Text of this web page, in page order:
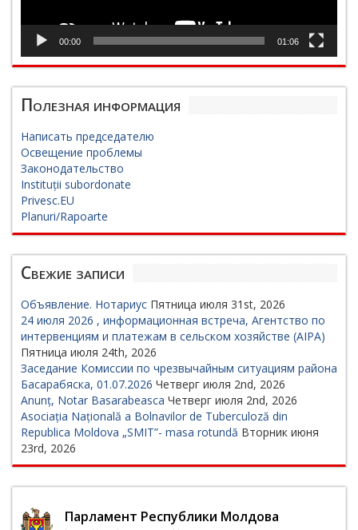
00:00 01:06
Полезная информация
Написать председателю
Освещение проблемы
Законодательство
Instituții subordonate
Privesc.EU
Planuri/Rapoarte
Свежие записи
Объявление. Нотариус Пятница июля 31st, 2026
24 июля 2026 , информационная встреча, Агентство по
интервенциям и платежам в сельском хозяйстве (AIPA)
Пятница июля 24th, 2026
Заседание Комиссии по чрезвычайным ситуациям района
Басарабяска, 01.07.2026 Четверг июля 2nd, 2026
Anunț, Notar Basarabeasca Четверг июля 2nd, 2026
Asociația Națională a Bolnavilor de Tuberculoză din
Republica Moldova „SMIT”- masa rotundă Вторник июня
23rd, 2026
Парламент Республики Молдова